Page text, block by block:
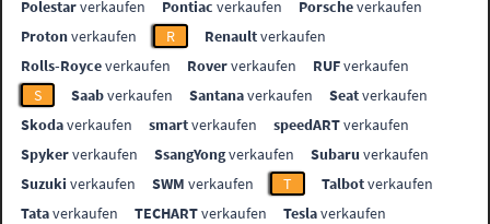
Polestarverkaufen Pontiac verkaufen Porscheverkaufen
Protonverkaufen R Renaultverkaufen
Rolls-Royceverkaufen Roververkaufen RUFverkaufen
S
Saabverkaufen Santanaverkaufen Seatverkaufen
Skodaverkaufen smartverkaufen speedARTverkaufen
Spykerverkaufen SsangYongverkaufen Subaru verkaufen
Suzuki verkaufen SWM verkaufen T Talbotverkaufen
Tataverkaufen TECHARTverkaufen Teslaverkaufen